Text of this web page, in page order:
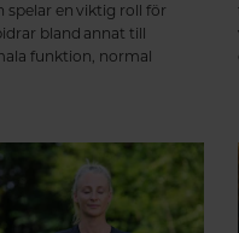
en viktig roll för
bland annat till
funktion, normal